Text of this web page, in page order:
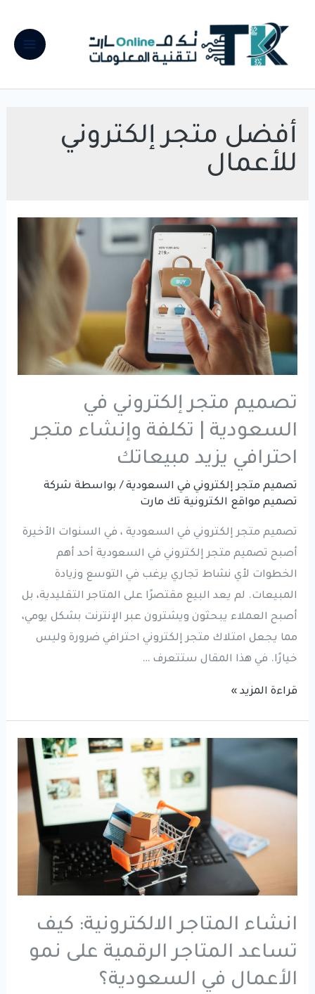
المحتوى
أفضل متجر إلكتروني
للأعمال
تصميم متجر إلكتروني في
السعودية | تكلفة وإنشاء متجر
احترافي يزيد مبيعاتك
تصميم متجر إلكتروني في السعودية / بواسطة شركة
تصميم مواقع الكترونية تك مارت
تصميم متجر إلكتروني في السعودية ، في السنوات الأخيرة
أصبح تصميم متجر إلكتروني في السعودية أحد أهم
الخطوات لأي نشاط تجاري يرغب في التوسع وزيادة
المبيعات. لم يعد البيع مقتصرًا على المتاجر التقليدية، بل
أصبح العملاء يبحثون ويشترون عبر الإنترنت بشكل يومي،
مما يجعل امتلاك متجر إلكتروني احترافي ضرورة وليس
خيارًا. في هذا المقال ستتعرف …
تصميم
في
|
وإنشاء
مبيعاتك
قراءة المزيد »
انشاء المتاجر الالكترونية: كيف
تساعد المتاجر الرقمية على نمو
الأعمال في السعودية؟